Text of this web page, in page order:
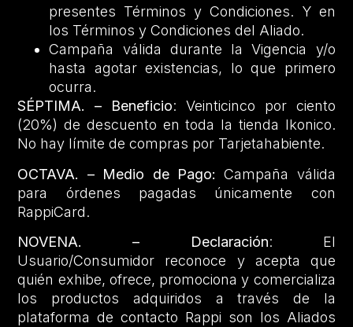
presentes Términos y Condiciones. Y en
los Términos y Condiciones del Aliado.
Campaña válida durante la Vigencia y/o
hasta agotar existencias, lo que primero
ocurra.
SÉPTIMA. – Beneficio: Veinticinco por ciento
(20%) de descuento en toda la tienda Ikonico.
No hay límite de compras por Tarjetahabiente.
OCTAVA. – Medio de Pago:Campaña válida
para órdenes pagadas únicamente con
RappiCard.
NOVENA. – Declaración: El
Usuario/Consumidor reconoce y acepta que
quién exhibe, ofrece, promociona y comercializa
los productos adquiridos a través de la
plataforma de contacto Rappi son los Aliados